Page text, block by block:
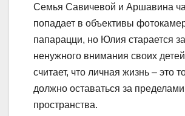
Семья Савичевой и Аршавина
попадает в объективы
папарацци, но Юлия старается
ненужного внимания своих
считает, что личная жизнь – это
должно оставаться за
пространства.